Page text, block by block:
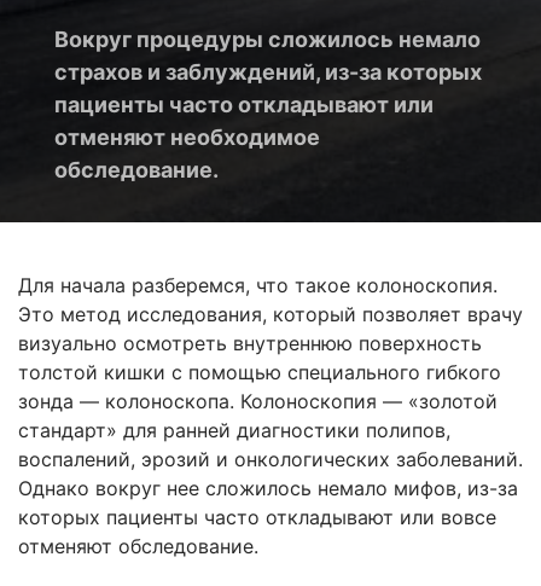
Вокруг процедуры сложилось немало
страхов и заблуждений, из-за которых
пациенты часто откладывают или
отменяют необходимое
обследование.
Для начала разберемся, что такое колоноскопия.
Это метод исследования, который позволяет врачу
визуально осмотреть внутреннюю поверхность
толстой кишки с помощью специального гибкого
зонда — колоноскопа. Колоноскопия — «золотой
стандарт» для ранней диагностики полипов,
воспалений, эрозий и онкологических заболеваний.
Однако вокруг нее сложилось немало мифов, из-за
которых пациенты часто откладывают или вовсе
отменяют обследование.